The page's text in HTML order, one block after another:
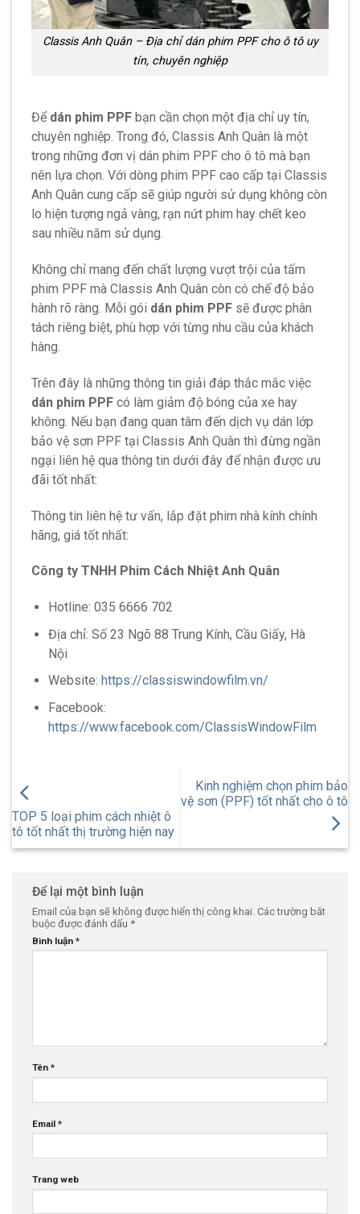
Classis Anh Quân – Địa chỉ dán phim PPF cho ô tô uy
tín, chuyên nghiệp
Để dán phim PPF bạn cần chọn một địa chỉ uy tín,
chuyên nghiệp. Trong đó, Classis Anh Quân là một
trong những đơn vị dán phim PPF cho ô tô mà bạn
nên lựa chọn. Với dòng phim PPF cao cấp tại Classis
Anh Quân cung cấp sẽ giúp người sử dụng không còn
lo hiện tượng ngả vàng, rạn nứt phim hay chết keo
sau nhiều năm sử dụng.
Không chỉ mang đến chất lượng vượt trội của tấm
phim PPF mà Classis Anh Quân còn có chế độ bảo
hành rõ ràng. Mỗi gói dán phim PPF sẽ được phân
tách riêng biệt, phù hợp với từng nhu cầu của khách
hàng.
Trên đây là những thông tin giải đáp thắc mắc việc
dán phim PPF có làm giảm độ bóng của xe hay
không. Nếu bạn đang quan tâm đến dịch vụ dán lớp
bảo vệ sơn PPF tại Classis Anh Quân thì đừng ngần
ngại liên hệ qua thông tin dưới đây để nhận được ưu
đãi tốt nhất:
Thông tin liên hệ tư vấn, lắp đặt phim nhà kính chính
hãng, giá tốt nhất:
Công ty TNHH Phim Cách Nhiệt Anh Quân
Hotline: 035 6666 702
Địa chỉ: Số 23 Ngõ 88 Trung Kính, Cầu Giấy, Hà
Nội
Website: https://classiswindowfilm.vn/
Facebook:
https://www.facebook.com/ClassisWindowFilm
TOP 5 loại phim cách nhiệt ô
tô tốt nhất thị trường hiện nay
Kinh nghiệm chọn phim bảo
vệ sơn (PPF) tốt nhất cho ô tô
Để lại một bình luận
Email của bạn sẽ không được hiển thị công khai. Các trường bắt
buộc được đánh dấu *
Bình luận *
Tên *
Email *
Trang web